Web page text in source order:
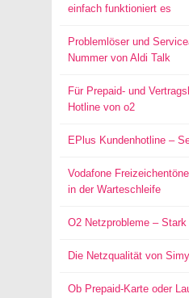
einfach funktioniert es
Problemlöser und
Nummer von Aldi Talk
Für Prepaid- und
Hotline von o2
EPlus Kundenhotline –
Vodafone
in der Warteschleife
O2 Netzprobleme –
Die Netzqualität von
Ob Prepaid-Karte oder